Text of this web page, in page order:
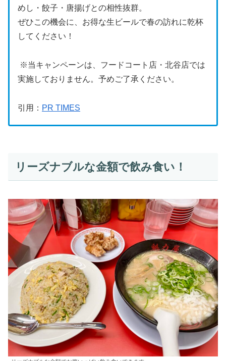
めし・餃子・唐揚げとの相性抜群。
ぜひこの機会に、お得な生ビールで春の訪れに乾杯
してください！
※当キャンペーンは、フードコート店・北谷店では
実施しておりません。予めご了承ください。
引用： PR TIMES
リーズナブルな金額で飲み食い！